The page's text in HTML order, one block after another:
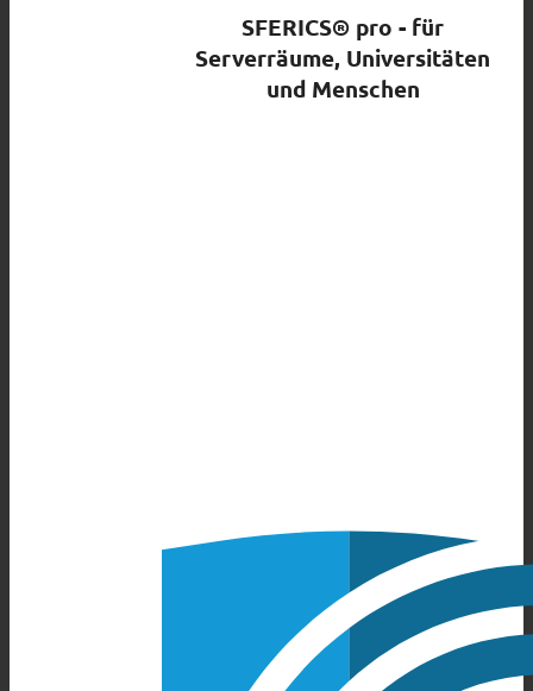
SFERICS® pro - für
Serverräume, Universitäten
und Menschen